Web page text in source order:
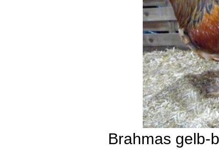
Brahmas gelb-